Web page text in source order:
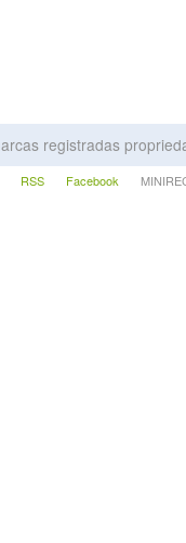
registradas
RSS Facebook